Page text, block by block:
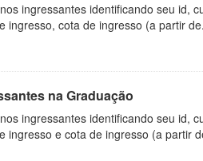
ingressantes identificando seu id,
ingresso, cota de ingresso (a partir
na Graduação
ingressantes identificando seu id,
ingresso e cota de ingresso (a partir